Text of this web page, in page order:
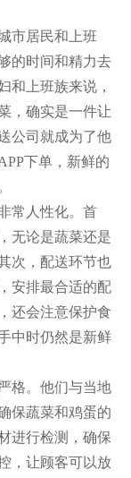
市居民和上班
的时间和精力去
和上班族来说，
，确实是一件让
公司就成为了他
下单，新鲜的
常人性化。首
无论是蔬菜还是
次，配送环节也
安排最合适的配
还会注意保护食
中时仍然是新鲜
格。他们与当地
保蔬菜和鸡蛋的
进行检测，确保
，让顾客可以放